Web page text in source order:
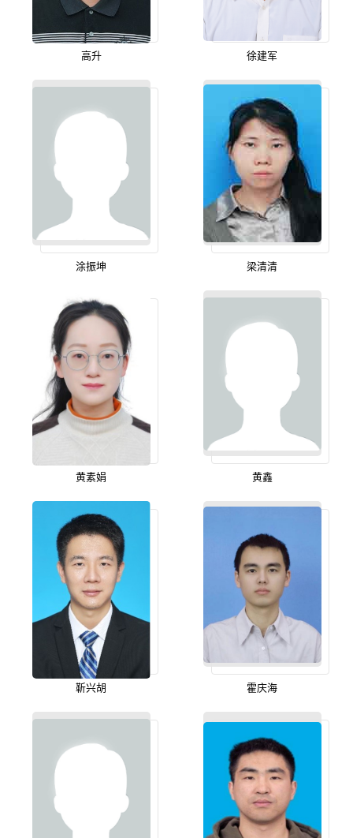
高升 徐建军
涂振坤 梁清清
黄素娟 黄鑫
靳兴胡 霍庆海